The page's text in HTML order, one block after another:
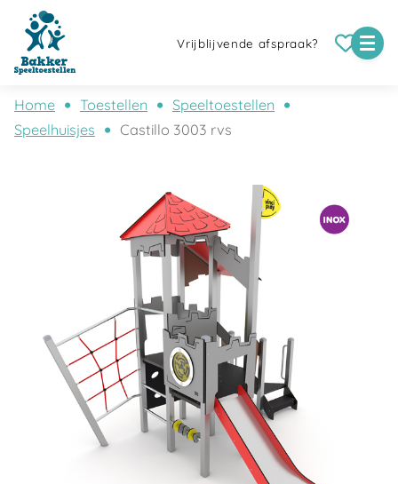
Vrijblijvende afspraak?
Home Toestellen
Speeltoestellen
Speelhuisjes
Castillo 3003 rvs